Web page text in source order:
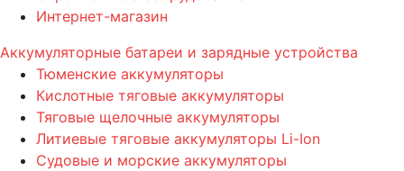
Интернет-магазин
Аккумуляторные батареи и зарядные устройства
Тюменские аккумуляторы
Кислотные тяговые аккумуляторы
Тяговые щелочные аккумуляторы
Литиевые тяговые аккумуляторы Li-Ion
Судовые и морские аккумуляторы